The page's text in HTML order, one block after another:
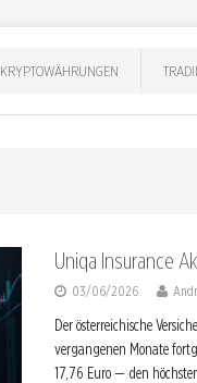
KRYPTOWÄHRUNGEN
Uniqa Insurance
03/06/2026
Der österreichische
vergangenen Monate
17,76 Euro — den